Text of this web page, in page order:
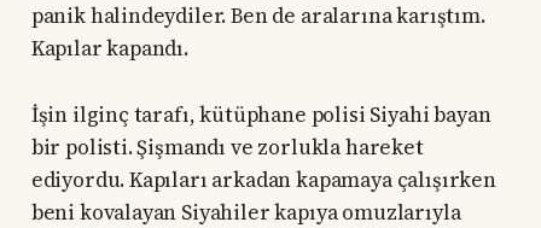
panik halindeydiler. Ben de aralarına karıştım.
Kapılar kapandı.
İşin ilginç tarafı, kütüphane polisi Siyahi bayan
bir polisti. Şişmandı ve zorlukla hareket
ediyordu. Kapıları arkadan kapamaya çalışırken
beni kovalayan Siyahiler kapıya omuzlarıyla